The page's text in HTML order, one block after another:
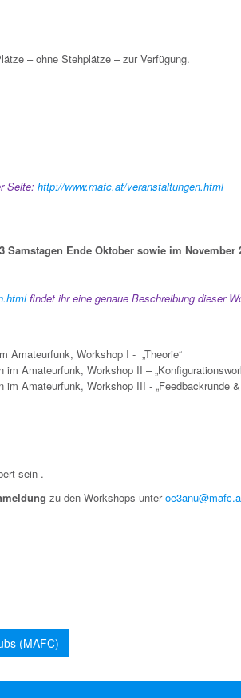
– ohne Stehplätze – zur Verfügung.
Seite: http://www.mafc.at/veranstaltungen.html
Samstagen Ende Oktober sowie im November
findet ihr eine genaue Beschreibung dieser
Amateurfunk, Workshop I - „Theorie“
Amateurfunk, Workshop II –
Amateurfunk, Workshop III - „Feedbackrunde &
sein .
zu den Workshops unter
(MAFC)